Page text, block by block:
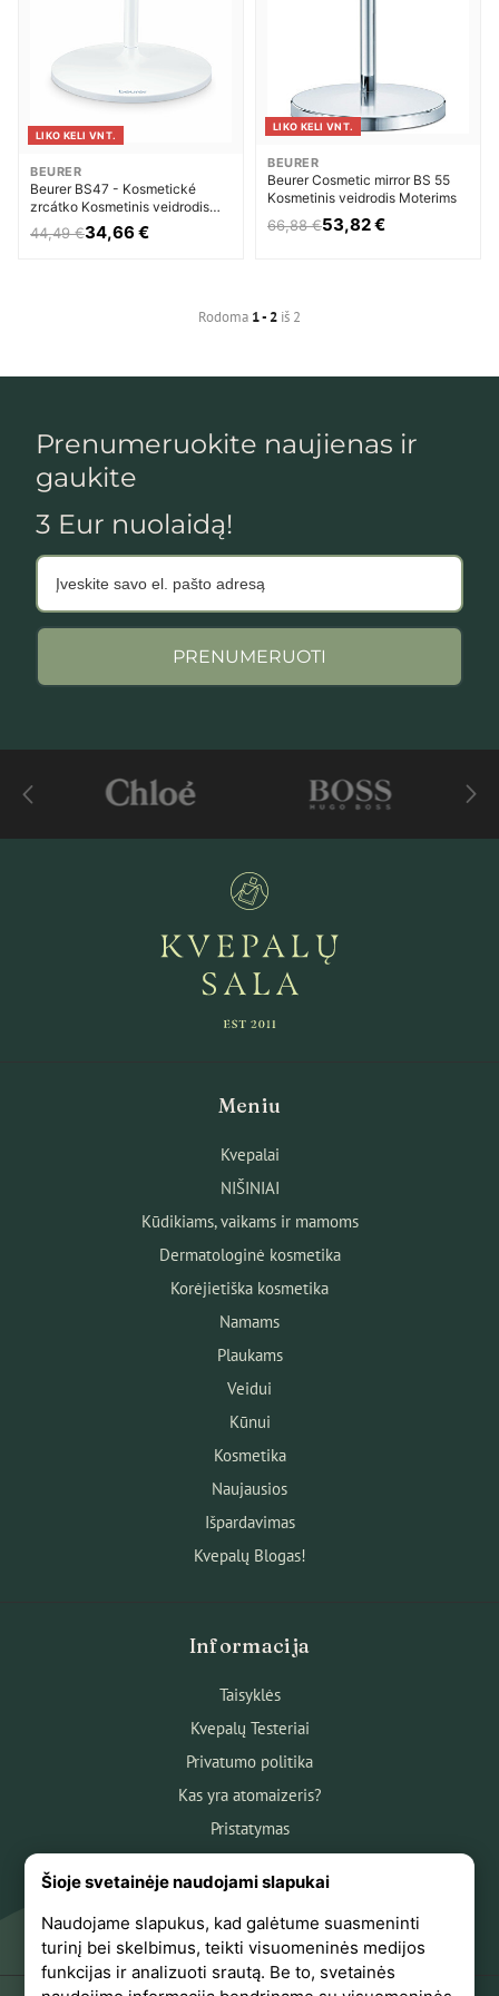
LIKO KELI VNT.
BEURER
Beurer BS47 - Kosmetické
zrcátko Kosmetinis veidrodis
Moterims
44,49 €34,66 €
LIKO KELI VNT.
BEURER
Beurer Cosmetic mirror BS 55
Kosmetinis veidrodis Moterims
66,88 €53,82 €
Rodoma 1 - 2 iš 2
Prenumeruokite naujienas ir
gaukite
3 Eur nuolaidą!
PRENUMERUOTI
Meniu
Kvepalai
NIŠINIAI
Kūdikiams, vaikams ir mamoms
Dermatologinė kosmetika
Korėjietiška kosmetika
Namams
Plaukams
Veidui
Kūnui
Kosmetika
Naujausios
Išpardavimas
Kvepalų Blogas!
Informacija
Taisyklės
Kvepalų Testeriai
Privatumo politika
Kas yra atomaizeris?
Pristatymas
Apie mus
Atsiliepimai
Šioje svetainėje naudojami slapukai
Naudojame slapukus, kad galėtume suasmeninti
turinį bei skelbimus, teikti visuomeninės medijos
funkcijas ir analizuoti srautą. Be to, svetainės